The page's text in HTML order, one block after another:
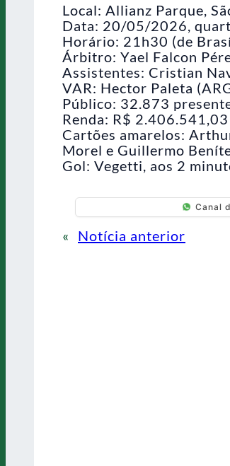
Local: Allianz Parque,
Data: 20/05/2026,
Horário: 21h30 (de
Árbitro: Yael Falcon
Assistentes: Cristian
VAR: Hector Paleta
Público: 32.873
Renda: R$ 2.406.541,03
Cartões amarelos:
Morel e Guillermo
Gol: Vegetti, aos 2
Canal
« Notícia anterior